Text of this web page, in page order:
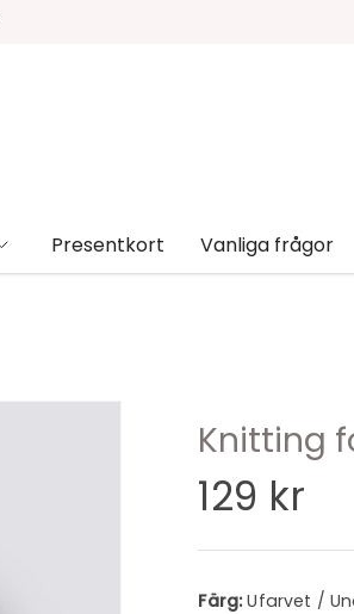
Presentkort Vanliga frågor
Knitting
129 kr
Färg:Ufarvet /